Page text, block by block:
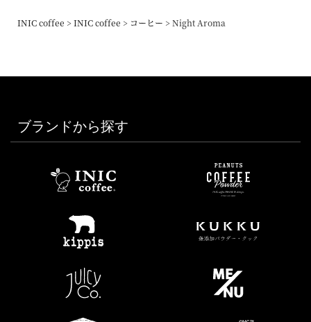
INIC coffee INIC coffee コーヒー Night Aroma
ブランドから探す